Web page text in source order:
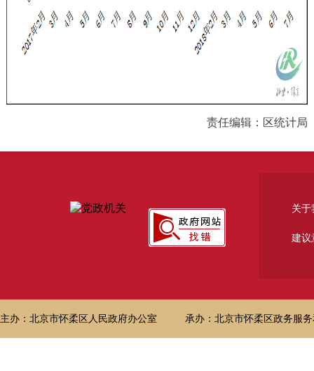
责任编辑：区统计局
关于
建议
主办：北京市怀柔区人民政府办公室 承办：北京市怀柔区政务服